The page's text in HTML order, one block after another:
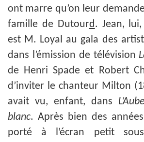
ont marre qu’on leur
famille de Dutourd. Jean,
est M. Loyal au gala des
dans l’émission de télévision
de Henri Spade et Robert
d’inviter le chanteur Milton
avait vu, enfant, dans
blanc. Après bien des
porté à l’écran petit